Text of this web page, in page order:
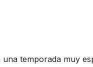
temporada muy